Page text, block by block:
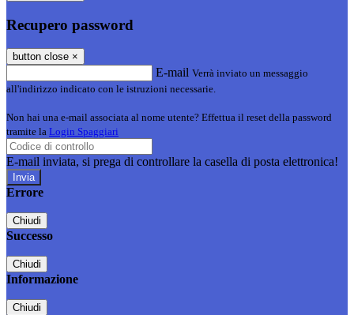
Recupero password
button close ×
E-mail Verrà inviato un messaggio
all'indirizzo indicato con le istruzioni necessarie.
Non hai una e-mail associata al nome utente? Effettua il reset della password
tramite la Login Spaggiari
E-mail inviata, si prega di controllare la casella di posta elettronica!
Errore
Chiudi
Successo
Chiudi
Informazione
Chiudi